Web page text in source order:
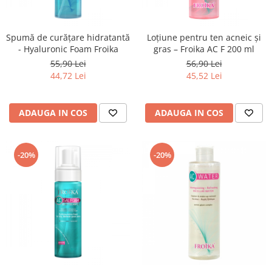
Spumă de curățare hidratantă
- Hyaluronic Foam Froika
55,90 Lei
44,72 Lei
ADAUGA IN COS
Loțiune pentru ten acneic și
gras – Froika AC F 200 ml
56,90 Lei
45,52 Lei
ADAUGA IN COS
-20% -20%